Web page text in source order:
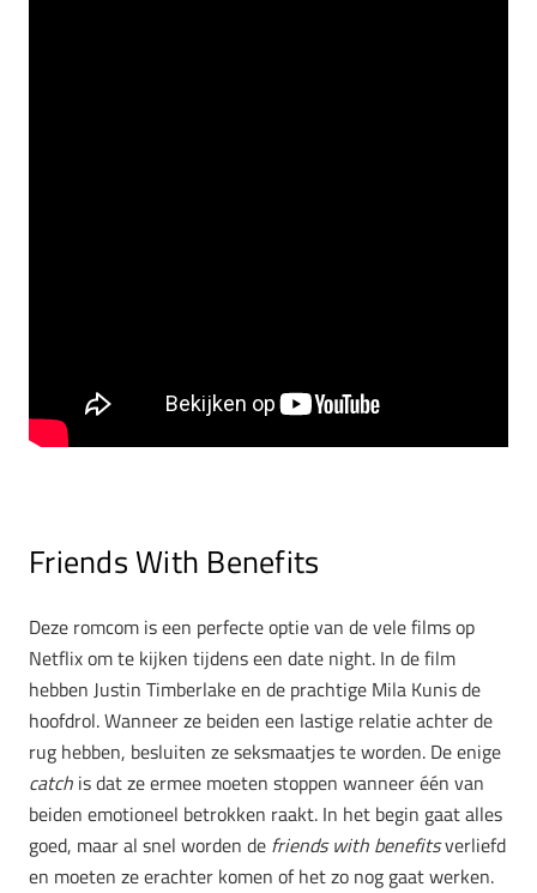
Friends With Benefits
Deze romcom is een perfecte optie van de vele films op
Netflix om te kijken tijdens een date night. In de film
hebben Justin Timberlake en de prachtige Mila Kunis de
hoofdrol. Wanneer ze beiden een lastige relatie achter de
rug hebben, besluiten ze seksmaatjes te worden. De enige
catch is dat ze ermee moeten stoppen wanneer één van
beiden emotioneel betrokken raakt. In het begin gaat alles
goed, maar al snel worden de friends with benefitsverliefd
en moeten ze erachter komen of het zo nog gaat werken.